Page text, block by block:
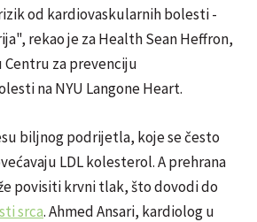
od kardiovaskularnih bolesti -
rekao je za Health Sean Heffron,
za prevenciju
na NYU Langone Heart.
biljnog podrijetla, koje se često
LDL kolesterol. A prehrana
povisiti krvni tlak, što dovodi do
srca. Ahmed Ansari, kardiolog u